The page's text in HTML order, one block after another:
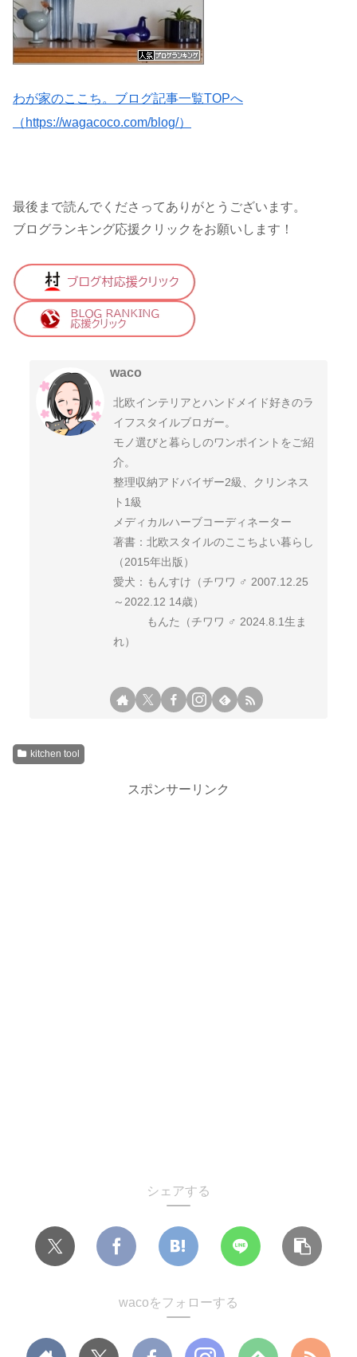
わが家のここち。ブログ記事一覧TOPへ
（https://wagacoco.com/blog/）
最後まで読んでくださってありがとうございます。
ブログランキング応援クリックをお願いします！
waco
北欧インテリアとハンドメイド好きのラ
イフスタイルブロガー。
モノ選びと暮らしのワンポイントをご紹
介。
整理収納アドバイザー2級、クリンネス
ト1級
メディカルハーブコーディネーター
著書：北欧スタイルのここちよい暮らし
（2015年出版）
愛犬：もんすけ（チワワ ♂ 2007.12.25
～2022.12 14歳）
もんた（チワワ ♂ 2024.8.1生ま
れ）
kitchen tool
スポンサーリンク
シェアする
wacoをフォローする